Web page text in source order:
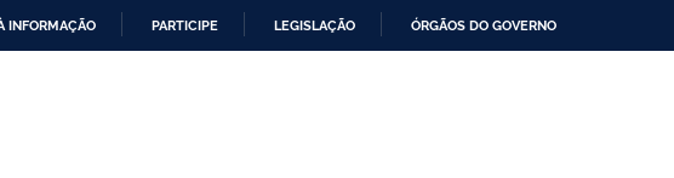
INFORMAÇÃO PARTICIPE LEGISLAÇÃO ÓRGÃOS DO GOVERNO